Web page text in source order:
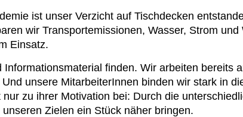
ist unser Verzicht auf Tischdecken
wir Transportemissionen, Wasser, Strom
Einsatz.
finden. Wir arbeiten bereits
unsere MitarbeiterInnen binden wir stark in
zu ihrer Motivation bei: Durch die
Zielen ein Stück näher bringen.